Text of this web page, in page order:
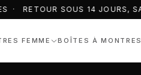
RETOUR SOUS 14 JOURS,
FEMME BOÎTES À MONTRES